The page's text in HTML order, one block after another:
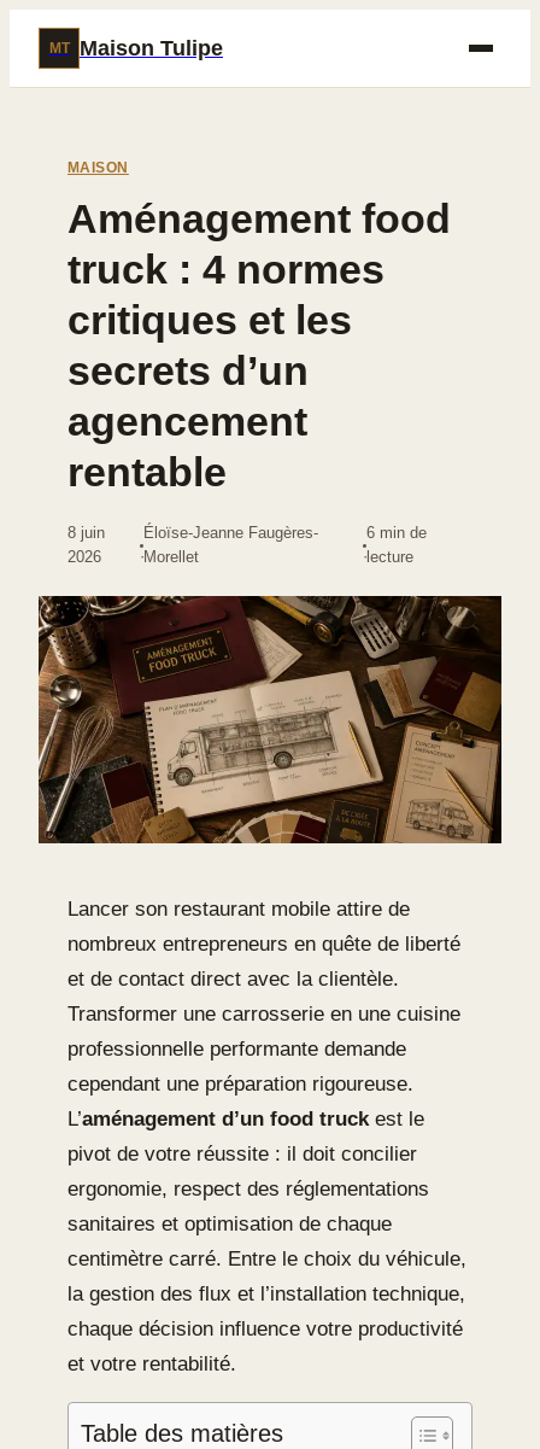
MT Maison Tulipe
MAISON
Aménagement food
truck : 4 normes
critiques et les
secrets d’un
agencement
rentable
8 juin
2026
·
Éloïse-Jeanne Faugères-
Morellet
·
6 min de
lecture
Lancer son restaurant mobile attire de
nombreux entrepreneurs en quête de liberté
et de contact direct avec la clientèle.
Transformer une carrosserie en une cuisine
professionnelle performante demande
cependant une préparation rigoureuse.
L’aménagement d’un food truckest le
pivot de votre réussite : il doit concilier
ergonomie, respect des réglementations
sanitaires et optimisation de chaque
centimètre carré. Entre le choix du véhicule,
la gestion des flux et l’installation technique,
chaque décision influence votre productivité
et votre rentabilité.
Table des matières